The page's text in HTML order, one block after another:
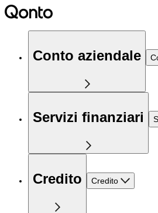
Conto aziendale
Servizi finanziari
Credito Credito